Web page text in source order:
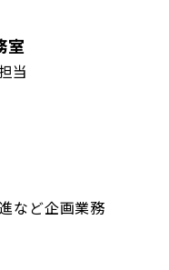
室
当
など企画業務